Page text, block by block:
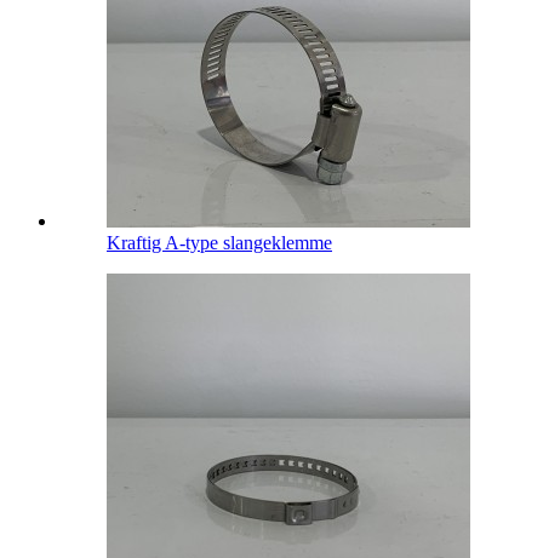
Kraftig A-type slangeklemme